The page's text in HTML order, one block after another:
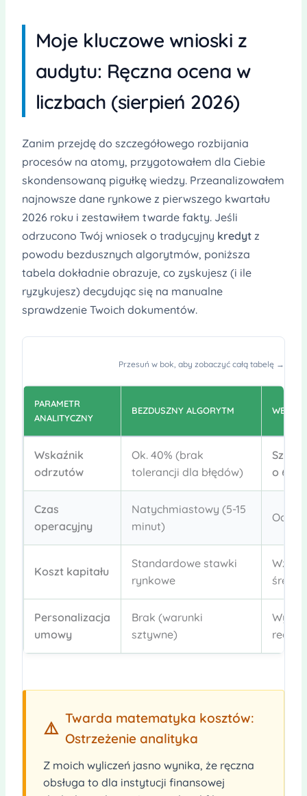
Moje kluczowe wnioski z
audytu: Ręczna ocena w
liczbach (sierpień 2026)
Zanim przejdę do szczegółowego rozbijania
procesów na atomy, przygotowałem dla Ciebie
skondensowaną pigułkę wiedzy. Przeanalizowałem
najnowsze dane rynkowe z pierwszego kwartału
2026 roku i zestawiłem twarde fakty. Jeśli
odrzucono Twój wniosek o tradycyjny kredytz
powodu bezdusznych algorytmów, poniższa
tabela dokładnie obrazuje, co zyskujesz (i ile
ryzykujesz) decydując się na manualne
sprawdzenie Twoich dokumentów.
Przesuń w bok, aby zobaczyć całą tabelę →
PARAMETR
ANALITYCZNY
BEZDUSZNY ALGORYTM
Wskaźnik
odrzutów
Ok. 40% (brak
tolerancji dla błędów)
o 60%
Czas
operacyjny
Natychmiastowy (5-15
minut)
Od 2
Koszt kapitału
Standardowe stawki
rynkowe
Personalizacja
umowy
Brak (warunki
sztywne)
⚠️ Twarda matematyka kosztów:
Ostrzeżenie analityka
Z moich wyliczeń jasno wynika, że ręczna
obsługa to dla instytucji finansowej